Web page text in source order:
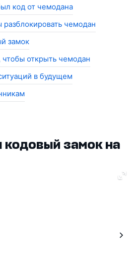
код от чемодана
чемодан
замок
чтобы открыть чемодан
в будущем
кодовый замок на